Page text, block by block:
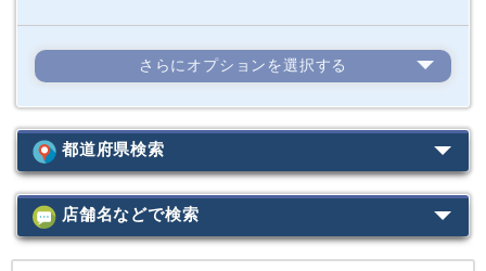
さらにオプションを選択する
4WD
スタッドレス
カーナビ（店舗にて装着）
ジュニアシート
チャイルドシート
台
都道府県検索
店舗名などで検索
店舗名･駅名･空港名などで検索できます。